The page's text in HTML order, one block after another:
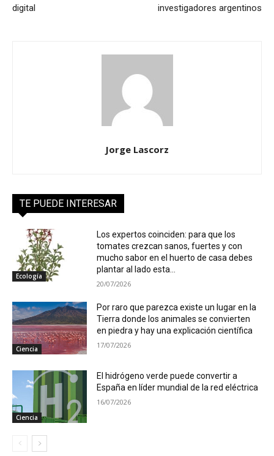
digital
investigadores argentinos
Jorge Lascorz
TE PUEDE INTERESAR
Ecología
Los expertos coinciden: para que los
tomates crezcan sanos, fuertes y con
mucho sabor en el huerto de casa debes
plantar al lado esta...
20/07/2026
Ciencia
Por raro que parezca existe un lugar en la
Tierra donde los animales se convierten
en piedra y hay una explicación científica
17/07/2026
Ciencia
El hidrógeno verde puede convertir a
España en líder mundial de la red eléctrica
16/07/2026